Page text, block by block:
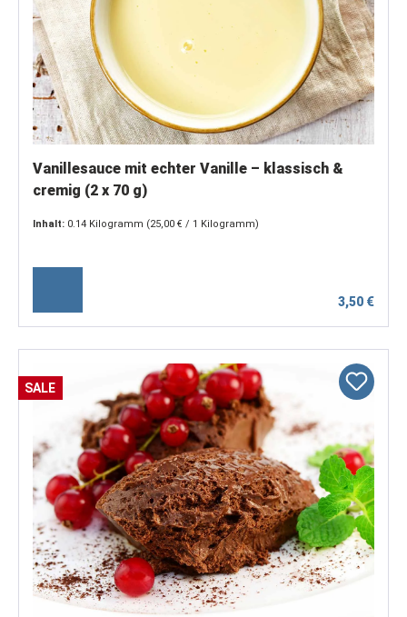
Vanillesauce mit echter Vanille – klassisch &
cremig (2 x 70 g)
Inhalt: 0.14 Kilogramm (25,00 € / 1 Kilogramm)
3,50 €
SALE